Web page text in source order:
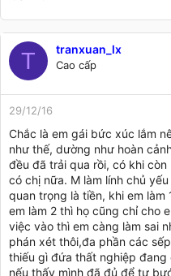
mà e kinh nghiệm chưa
thêm sếp chẳng coi trọng
Nhưng bạn bè e cũng
nữa thôi, chẳng nhẽ đi làm
bỏ thì tiếc lắm ạ
Em kb phải quyết định như
A/ chị cho e lời khuyên với
Thật sự nếu có người kiên
này thì e rất rất biết ơn và
những người đi trước ạ
Em cảm ơn rất nhiều
T tranxuan_lx
Cao cấp
29/12/16
Chắc là em gái bức xúc lắm
như thế, dường như hoàn
đều đã trải qua rồi, có khi
có chị nữa. M làm lính chủ
quan trọng là tiền, khi em làm
em làm 2 thì họ cũng chỉ cho
việc vào thì em càng làm sai
phán xét thôi,đa phần các
thiếu gì đứa thất nghiệp
nếu thấy mình đã đủ để tự